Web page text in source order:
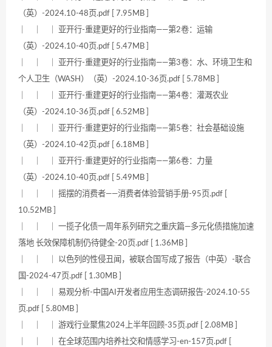
（英）-2024.10-48页.pdf [ 7.95MB ]
｜ ｜ ｜ 亚开行-重建更好的行业指南——第2卷：运输
（英）-2024.10-40页.pdf [ 5.47MB ]
｜ ｜ ｜ 亚开行-重建更好的行业指南——第3卷：水、环境卫生和
个人卫生（WASH）（英）-2024.10-36页.pdf [ 5.78MB ]
｜ ｜ ｜ 亚开行-重建更好的行业指南——第4卷：灌溉农业
（英）-2024.10-36页.pdf [ 6.52MB ]
｜ ｜ ｜ 亚开行-重建更好的行业指南——第5卷：社会基础设施
（英）-2024.10-42页.pdf [ 6.18MB ]
｜ ｜ ｜ 亚开行-重建更好的行业指南——第6卷：力量
（英）-2024.10-40页.pdf [ 5.49MB ]
｜ ｜ ｜ 摇摆的消费者——消费者体验营销手册-95页.pdf [
10.52MB ]
｜ ｜ ｜ 一揽子化债一周年系列研究之重庆篇—多元化债措施加速
落地 长效保障机制仍待健全-20页.pdf [ 1.36MB ]
｜ ｜ ｜ 以色列的性侵丑闻，被联合国写成了报告（中英）-联合
国-2024-47页.pdf [ 1.30MB ]
｜ ｜ ｜ 易观分析-中国AI开发者应用生态调研报告-2024.10-55
页.pdf [ 5.80MB ]
｜ ｜ ｜ 游戏行业聚焦2024上半年回顾-35页.pdf [ 2.08MB ]
｜ ｜ ｜ 在全球范围内培养社交和情感学习-en-157页.pdf [